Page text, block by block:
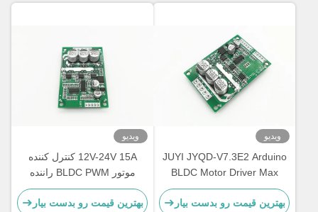
درایورهای موتور JYQD
ویدیو
JUYI JYQD-V7.3E2 Arduino
BLDC Motor Driver Max
Power 500W Hall Effect with
Hall at 120°
بهترین قیمت رو بدست بیار
ویدیو
12V-24V 15A کنترل کننده
موتور BLDC PWM راننده
سرعت برای موتور بدون
سنسور BLDC JYQD-V6.3E2
بهترین قیمت رو بدست بیار